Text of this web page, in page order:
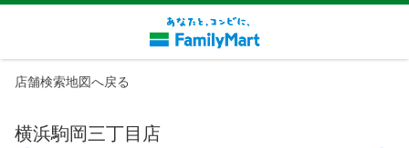
店舗検索地図へ戻る
横浜駒岡三丁目店